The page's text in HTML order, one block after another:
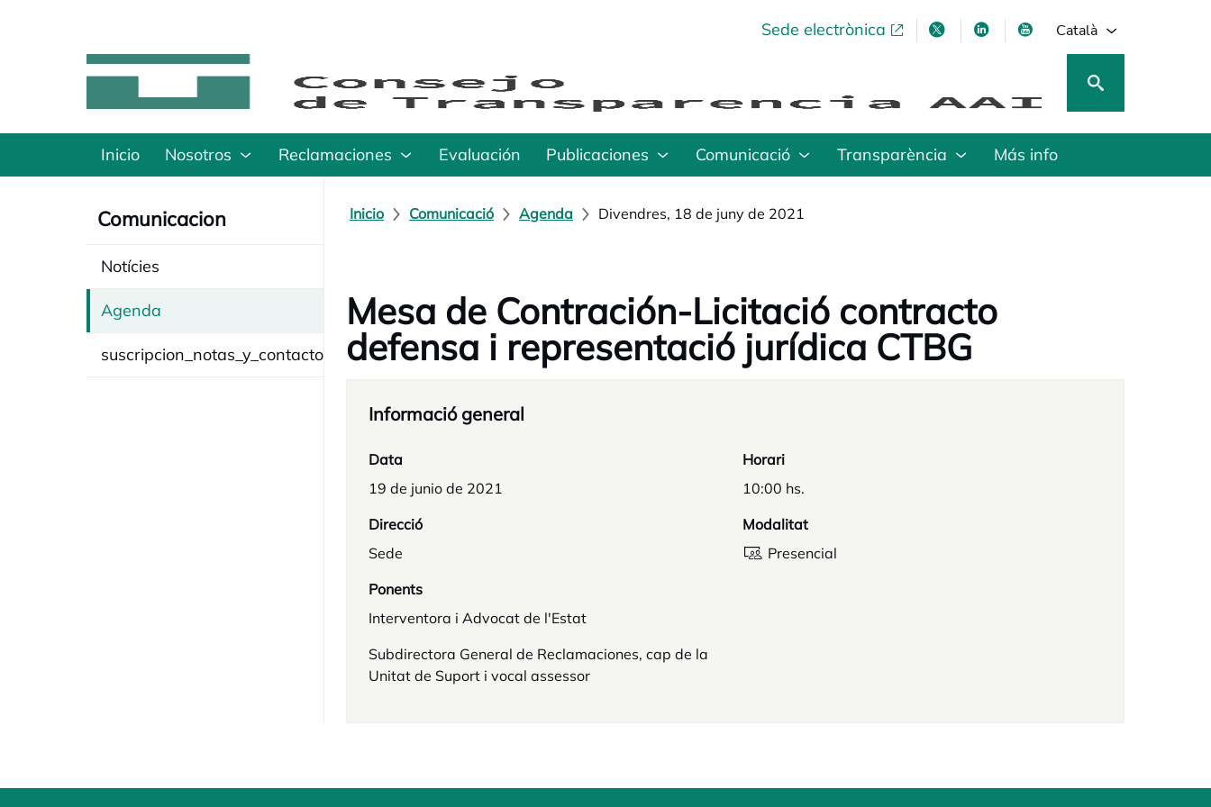
Sede electrònicaopens in a new tabopens in a new tab
opens in a new tab
opens in a new tab
Català
Inicio Nosotros Reclamaciones Evaluación Publicaciones Comunicació Transparència Más info
Comunicacion
Notícies
Agenda
suscripcion_notas_y_contacto
Inicio Comunicació Agenda Divendres, 18 de juny de 2021
Mesa de Contración-Licitació contracto
defensa i representació jurídica CTBG
Informació general
Data
19 de junio de 2021
Horari
10:00 hs.
Direcció
Sede
Modalitat
Presencial
Ponents
Interventora i Advocat de l'Estat
Subdirectora General de Reclamaciones, cap de la
Unitat de Suport i vocal assessor